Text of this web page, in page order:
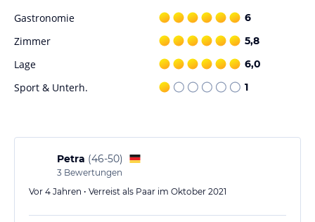
Gastronomie 6
Zimmer 5,8
Lage 6,0
Sport & Unterh. 1
Petra (46-50)
3 Bewertungen
Vor 4 Jahren • Verreist als Paar im Oktober 2021